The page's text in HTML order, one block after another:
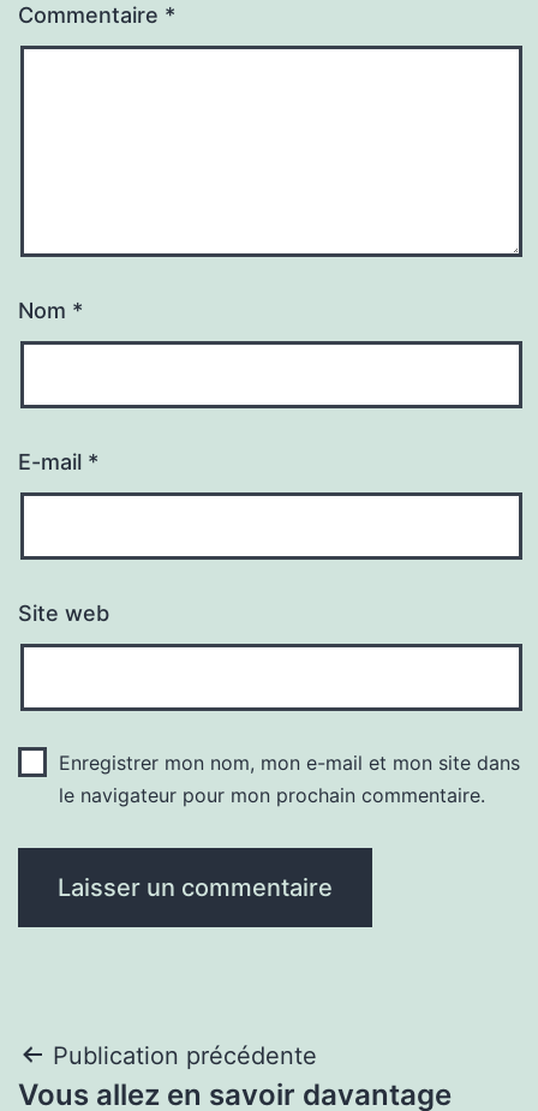
Commentaire *
Nom *
E-mail *
Site web
Enregistrer mon nom, mon e-mail et mon site dans
le navigateur pour mon prochain commentaire.
Navigation
Publication précédente
Vous allez en savoir davantage